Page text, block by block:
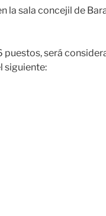
la sala concejil de
puestos, será
siguiente: